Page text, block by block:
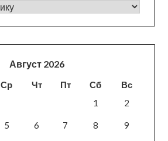
Август 2026
Ср Чт Пт Сб
Вс
1
2
5 6 7 8 9